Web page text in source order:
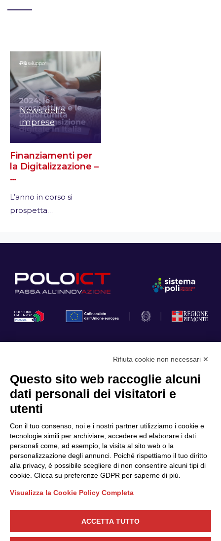
News delle
imprese
Finanziamenti per
la Digitalizzazione –
…
L’anno in corso si
prospetta…
Cookie Policy
Scopri il Polo
Partner
Finanziamenti e bandi
Internazionalizzazione
News & Eventi
Privacy
Seguici
CONTATTACI
Rifiuta cookie non necessari ✕
Questo sito web raccoglie alcuni
dati personali dei visitatori e
utenti
Con il tuo consenso, noi e i nostri partner utilizziamo i cookie e
tecnologie simili per archiviare, accedere ed elaborare i dati
personali come, ad esempio, la visita al sito web o la
personalizzazione degli annunci. Poiché rispettiamo il tuo diritto
alla privacy, è possibile scegliere di non consentire alcuni tipi di
cookie. Clicca su preferenze GDPR per saperne di più.
Visualizza la Cookie Policy Completa
ACCETTA TUTTO